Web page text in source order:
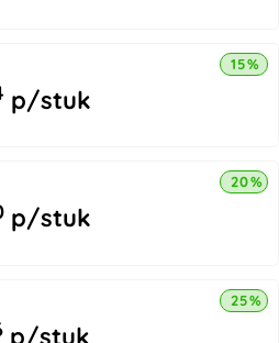
p/stuk
15%
p/stuk
20%
p/stuk
25%